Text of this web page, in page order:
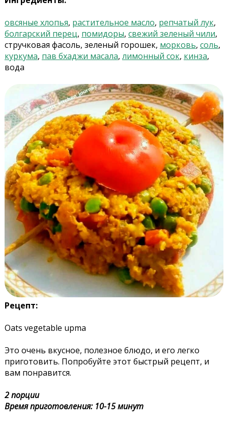
овсяные хлопья, растительное масло, репчатый лук,
болгарский перец, помидоры, свежий зеленый чили,
стручковая фасоль, зеленый горошек, морковь, соль,
куркума, пав бхаджи масала, лимонный сок, кинза,
вода
Рецепт:
Oats vegetable upma
Это очень вкусное, полезное блюдо, и его легко
приготовить. Попробуйте этот быстрый рецепт, и
вам понравится.
2 порции
Время приготовления: 10-15 минут